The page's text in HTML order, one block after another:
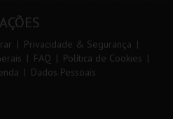
Privacidade & Segurança
FAQ
Política de Cookies
Dados Pessoais